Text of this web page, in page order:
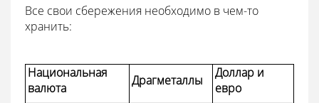
Все свои сбережения необходимо в чем-то
хранить:
Национальная
валюта
Драгметаллы
Доллар и
евро